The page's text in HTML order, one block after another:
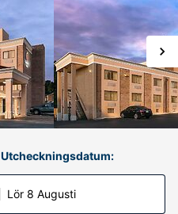
Utcheckningsdatum:
Lör 8 Augusti